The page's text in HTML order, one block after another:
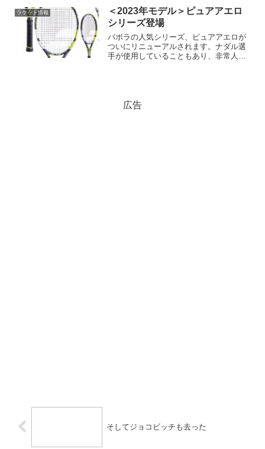
合いだと思われます！
ラケット情報
＜2023年モデル＞ピュアアエロ
シリーズ登場
バボラの人気シリーズ、ピュアアエロが
ついにリニューアルされます。ナダル選
手が使用していることもあり、非常人気
広告
そしてジョコビッチも去った